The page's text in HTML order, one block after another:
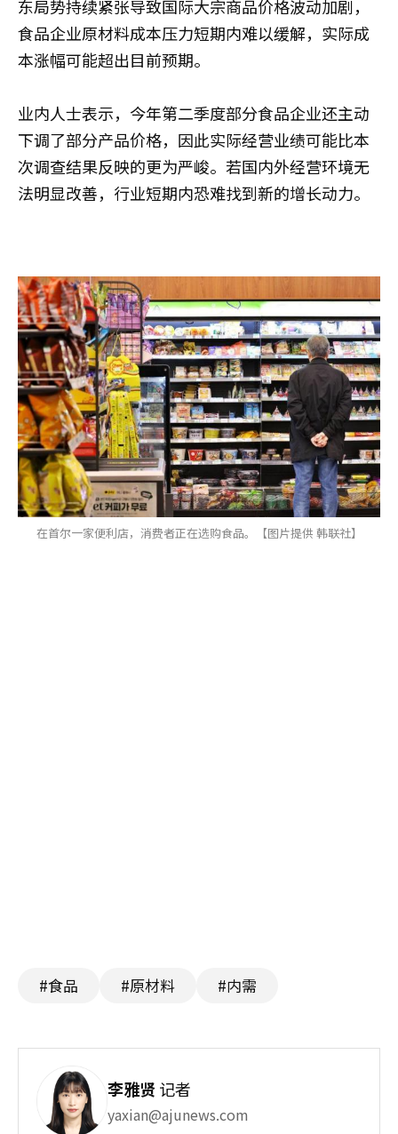
东局势持续紧张导致国际大宗商品价格波动加剧，
食品企业原材料成本压力短期内难以缓解，实际成
本涨幅可能超出目前预期。
业内人士表示，今年第二季度部分食品企业还主动
下调了部分产品价格，因此实际经营业绩可能比本
次调查结果反映的更为严峻。若国内外经营环境无
法明显改善，行业短期内恐难找到新的增长动力。
在首尔一家便利店，消费者正在选购食品。【图片提供 韩联社】
#食品 #原材料 #内需
李雅贤记者
yaxian@ajunews.com